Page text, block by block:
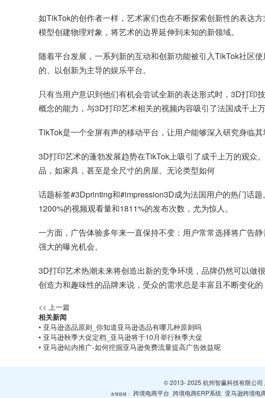
如TikTok的创作者一样，艺术家们也在不断探索创新性的表达
模型创建物理对象，将艺术的边界延伸到未知的新领域。
随着平台发展，一系列新的互动和创新功能被引入TikTok社区
的、以创新为主导的娱乐平台。
只有当用户意识到他们有机会尝试全新的表达形式时，3D打
概念的能力，与3D打印艺术相关的视频内容吸引了法国成千上万
TikTok是一个全屏有声的移动平台，让用户能够深入研究身临
3D打印艺术的蓬勃发展趋势在TikTok上吸引了成千上万的观众
品，如家具，甚至是全尺寸的房屋。无论类型如何
话题标签#3Dprinting和#impression3D成为法国用户的热门话
1200%的视频观看量和1811%的发布次数，尤为惊人。
一方面，广告体验多年来一直保持不变：用户常常选择将广告
强大的曝光机会。
3D打印艺术热潮未来将创造出新的竞争环境，品牌仍然可以做
创造力和趣味性的品牌来说，受众的需求总是丰富且不断变化
<< 上一篇
相关新闻
• 亚马逊选品原则_你知道亚马逊选品有哪几种原则吗
• 亚马逊秋季大促定档_亚马逊将于10月举行秋季大促
• 亚马逊站内推广-如何挖掘亚马逊免费流量提高广告效益呢
© 2013- 2025 杭州智赢科技有限公
友情链接： 跨境电商平台 跨境电商ERP系统 亚马逊跨境电